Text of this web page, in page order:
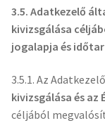
3.5. Adatkezelő
kivizsgálása
jogalapja és
3.5.1. Az
kivizsgálása és az
céljából